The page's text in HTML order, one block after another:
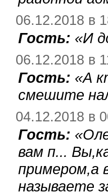
06.12.2018 в
Гость: «И
06.12.2018 в
Гость: «А
смешите
04.12.2018 в
Гость: «
вам п...
примером,а
называете